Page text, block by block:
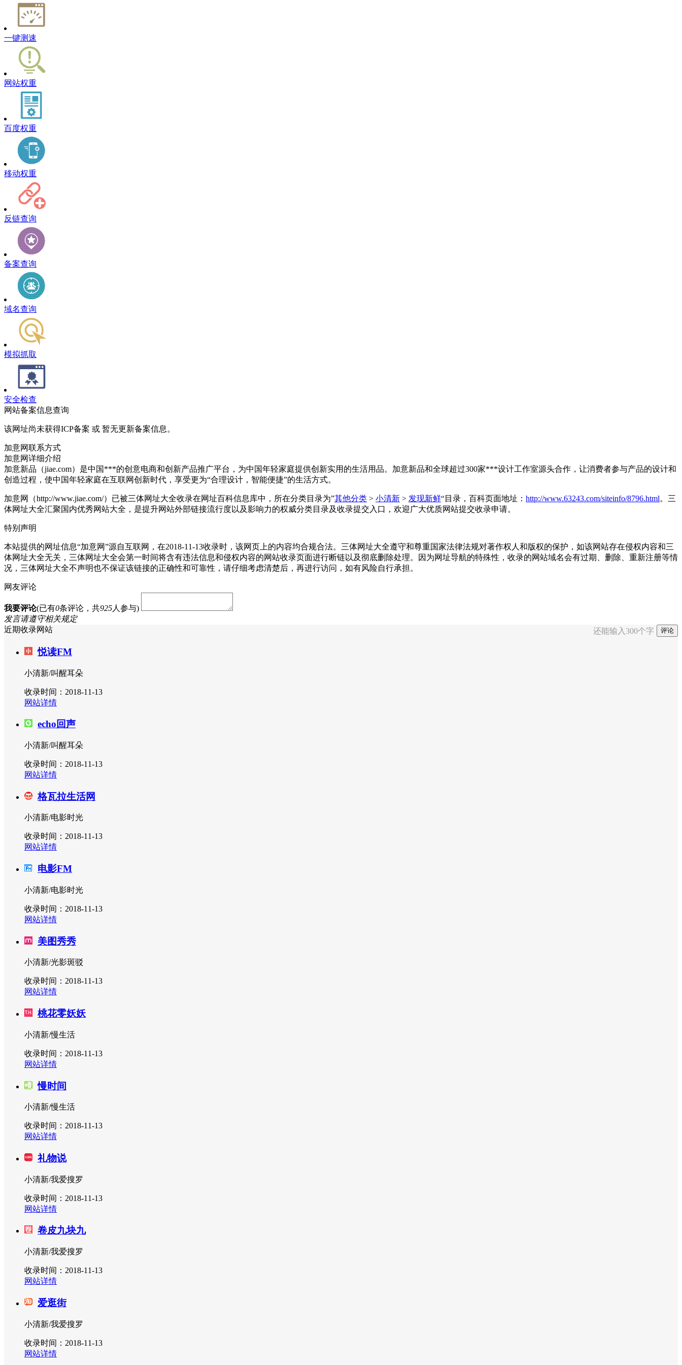
一键测速
网站权重
百度权重
移动权重
反链查询
备案查询
域名查询
模拟抓取
安全检查
网站备案信息查询
该网址尚未获得ICP备案 或 暂无更新备案信息。
加意网联系方式
加意网详细介绍
加意新品（jiae.com）是中国***的创意电商和创新产品推广平台，为中国年轻家庭提供创新实用的生活用品。加意新品和全球超过300家***设计工作室源头合作，让消费者参与产品的设计和
创造过程，使中国年轻家庭在互联网创新时代，享受更为“合理设计，智能便捷”的生活方式。
加意网（http://www.jiae.com/）已被三体网址大全收录在网址百科信息库中，所在分类目录为”其他分类 > 小清新 > 发现新鲜“目录，百科页面地址： http://www.63243.com/siteinfo/8796.html。三
体网址大全汇聚国内优秀网站大全，是提升网站外部链接流行度以及影响力的权威分类目录及收录提交入口，欢迎广大优质网站提交收录申请。
特别声明
本站提供的网址信息“加意网”源自互联网，在2018-11-13收录时，该网页上的内容均合规合法。三体网址大全遵守和尊重国家法律法规对著作权人和版权的保护，如该网站存在侵权内容和三
体网址大全无关，三体网址大全会第一时间将含有违法信息和侵权内容的网站收录页面进行断链以及彻底删除处理。因为网址导航的特殊性，收录的网站域名会有过期、删除、重新注册等情
况，三体网址大全不声明也不保证该链接的正确性和可靠性，请仔细考虑清楚后，再进行访问，如有风险自行承担。
网友评论
我要评论(已有0条评论，共925人参与)
发言请遵守相关规定
还能输入 300个字
近期收录网站
悦读FM
小清新/叫醒耳朵
收录时间：2018-11-13
网站详情
echo回声
小清新/叫醒耳朵
收录时间：2018-11-13
网站详情
格瓦拉生活网
小清新/电影时光
收录时间：2018-11-13
网站详情
电影FM
小清新/电影时光
收录时间：2018-11-13
网站详情
美图秀秀
小清新/光影斑驳
收录时间：2018-11-13
网站详情
桃花零妖妖
小清新/慢生活
收录时间：2018-11-13
网站详情
慢时间
小清新/慢生活
收录时间：2018-11-13
网站详情
礼物说
小清新/我爱搜罗
收录时间：2018-11-13
网站详情
卷皮九块九
小清新/我爱搜罗
收录时间：2018-11-13
网站详情
爱逛街
小清新/我爱搜罗
收录时间：2018-11-13
网站详情